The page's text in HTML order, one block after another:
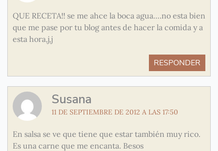
QUE RECETA!! se me ahce la boca agua….no esta bien
que me pase por tu blog antes de hacer la comida y a
esta hora,j,j
RESPONDER
Susana
11 DE SEPTIEMBRE DE 2012 A LAS 17:50
En salsa se ve que tiene que estar también muy rico.
Es una carne que me encanta. Besos